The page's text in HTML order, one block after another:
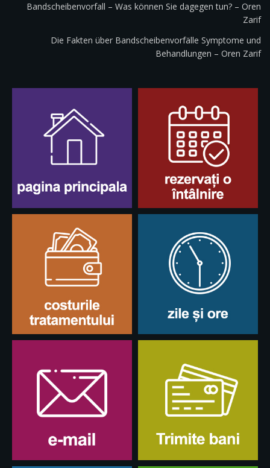
Bandscheibenvorfall – Was können Sie dagegen tun? – Oren
Zarif
Die Fakten über Bandscheibenvorfälle Symptome und
Behandlungen – Oren Zarif